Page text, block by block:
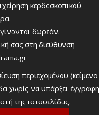
κερδοσκοπικού
δωρεάν.
σας στη διεύθυνση
περιεχομένου (κείμενο
χωρίς να υπάρξει έγγραφη
της ιστοσελίδας.